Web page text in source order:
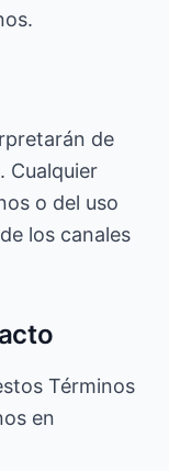
de
Cualquier
o del uso
los canales
Términos
en